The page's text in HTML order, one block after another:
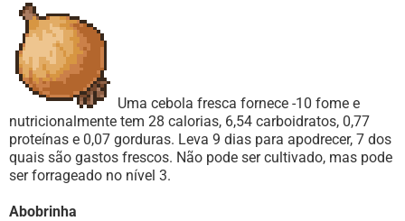
Uma cebola fresca fornece -10 fome e
nutricionalmente tem 28 calorias, 6,54 carboidratos, 0,77
proteínas e 0,07 gorduras. Leva 9 dias para apodrecer, 7 dos
quais são gastos frescos. Não pode ser cultivado, mas pode
ser forrageado no nível 3.
Abobrinha